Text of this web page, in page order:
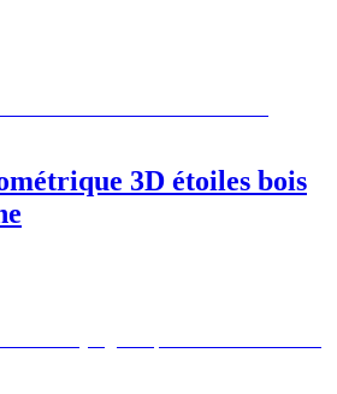
3D étoiles bois